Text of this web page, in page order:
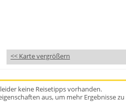
<< Karte vergrößern
keine Reisetipps vorhanden.
aus, um mehr Ergebnisse